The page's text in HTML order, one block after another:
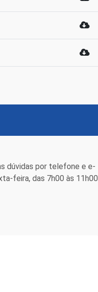
dúvidas por telefone e e-
feira, das 7h00 às 11h00